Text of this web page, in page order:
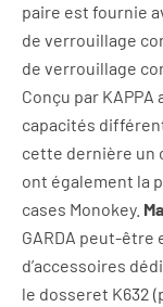
paire est fournie
de verrouillage
de verrouillage
Conçu par
capacités
cette dernière un
ont également la
cases Monokey.
GARDA peut-être
d’accessoires
le dosseret K632